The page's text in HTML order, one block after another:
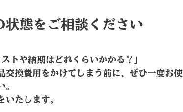
態をご相談ください
トや納期はどれくらいかかる？」
交換費用をかけてしまう前に、ぜひ一度お使
。
たします。